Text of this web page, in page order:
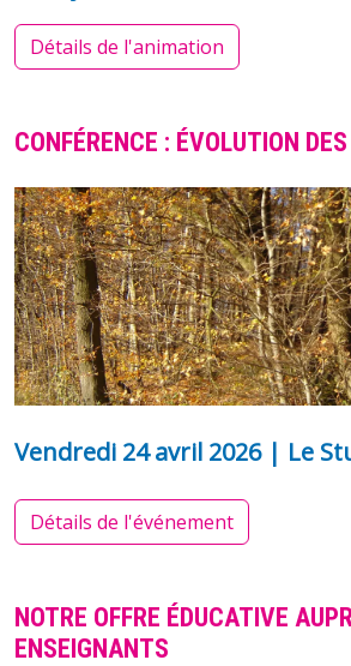
Détails de l'animation
CONFÉRENCE : ÉVOLUTION
Vendredi 24 avril 2026 | Le
Détails de l'événement
NOTRE OFFRE ÉDUCATIVE
ENSEIGNANTS